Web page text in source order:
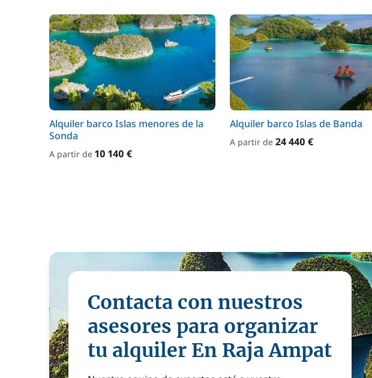
Alquiler barco Islas menores de la
Sonda
A partir de 10 140 €
Alquiler barco Islas de Banda
A partir de 24 440 €
Contacta con nuestros
asesores para organizar
tu alquiler En Raja Ampat